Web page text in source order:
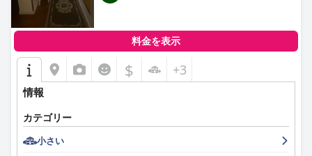
料金を表示
$ +3
情報
カテゴリー
小さい